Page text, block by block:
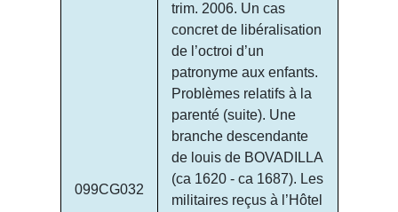
099CG032
trim. 2006. Un cas
concret de libéralisation
de l’octroi d’un
patronyme aux enfants.
Problèmes relatifs à la
parenté (suite). Une
branche descendante
de louis de BOVADILLA
(ca 1620 - ca 1687). Les
militaires reçus à l’Hôtel